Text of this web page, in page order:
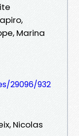
Marina
29096/932
Nicolas